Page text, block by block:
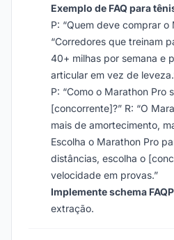
Exemplo de FAQ para
P: “Quem deve comprar o
“Corredores que treinam
40+ milhas por semana e
articular em vez de
P: “Como o Marathon Pro
[concorrente]?” R: “O
mais de amortecimento,
Escolha o Marathon Pro
distâncias, escolha o
velocidade em provas.”
Implemente schema
extração.